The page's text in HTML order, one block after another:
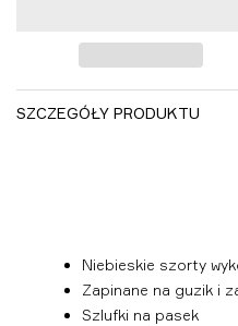
SZCZEGÓŁY PRODUKTU
Niebieskie szorty
Zapinane na guzik i
Szlufki na pasek